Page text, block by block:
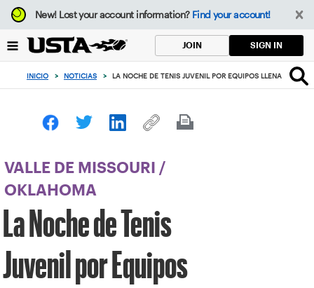
Enfoque
desde
botón
volver
principio
New!Lost your account information? Find your account!
JOIN SIGN IN
INICIO > NOTICIAS > LA NOCHE DE TENIS JUVENIL POR EQUIPOS LLENA LAS
VALLE DE MISSOURI
/
OKLAHOMA
La Noche de Tenis
Juvenil por Equipos